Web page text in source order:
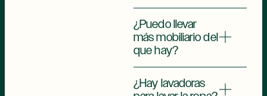
¿Puedo llevar
más mobiliario del
que hay?
¿Hay lavadoras